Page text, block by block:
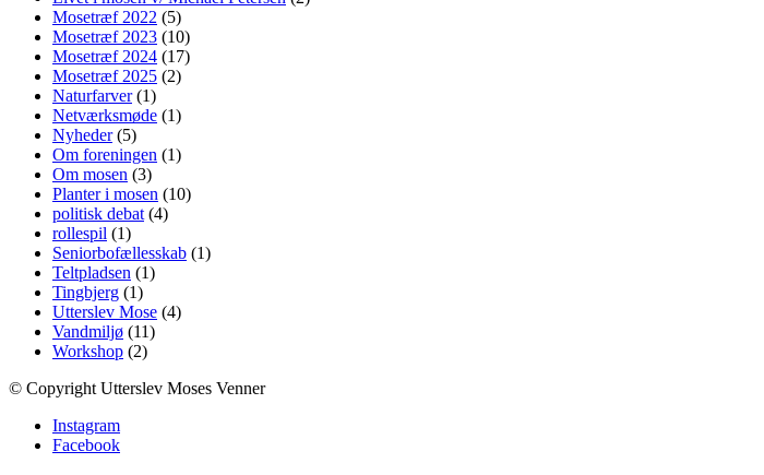
Mosetræf 2022 (5)
Mosetræf 2023 (10)
Mosetræf 2024 (17)
Mosetræf 2025 (2)
Naturfarver(1)
Netværksmøde (1)
Nyheder(5)
Om foreningen (1)
Om mosen (3)
Planter i mosen (10)
politisk debat (4)
rollespil (1)
Seniorbofællesskab (1)
Teltpladsen (1)
Tingbjerg (1)
Utterslev Mose (4)
Vandmiljø (11)
Workshop (2)
© Copyright Utterslev Moses Venner
Instagram
Facebook